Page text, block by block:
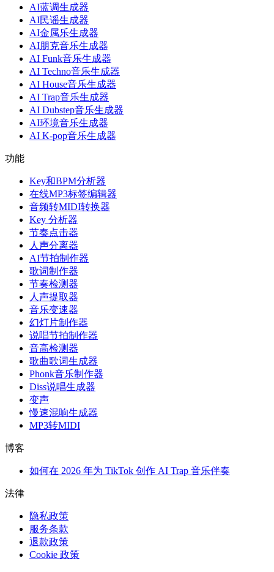
AI蓝调生成器
AI民谣生成器
AI金属乐生成器
AI朋克音乐生成器
AI Funk音乐生成器
AI Techno音乐生成器
AI House音乐生成器
AI Trap音乐生成器
AI Dubstep音乐生成器
AI环境音乐生成器
AI K-pop音乐生成器
功能
Key和BPM分析器
在线MP3标签编辑器
音频转MIDI转换器
Key 分析器
节奏点击器
人声分离器
AI节拍制作器
歌词制作器
节奏检测器
人声提取器
音乐变速器
幻灯片制作器
说唱节拍制作器
音高检测器
歌曲歌词生成器
Phonk音乐制作器
Diss说唱生成器
变声
慢速混响生成器
MP3转MIDI
博客
如何在 2026 年为 TikTok 创作 AI Trap 音乐伴奏
法律
隐私政策
服务条款
退款政策
Cookie 政策